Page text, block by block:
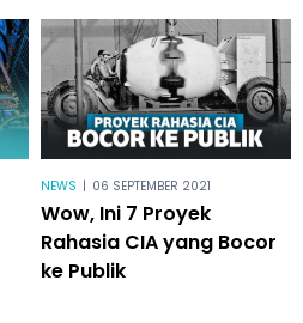
NEWS | 06 SEPTEMBER 2021
Wow, Ini 7 Proyek
Rahasia CIA yang Bocor
ke Publik